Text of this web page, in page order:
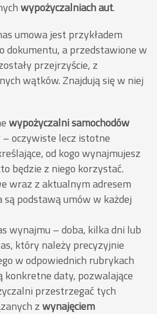
wypożyczalniach aut.
umowa jest przykładem
dokumentu, a przedstawione w
przejrzyście, z
wątków. Znajdują się w niej
wypożyczalni samochodów
– oczywiste lecz istotne
od kogo wynajmujesz
będzie z niego korzystać.
wraz z aktualnym adresem
są podstawą umów w każdej
wynajmu – doba, kilka dni lub
który należy precyzyjnie
w odpowiednich rubrykach
konkretne daty, pozwalające
przestrzegać tych
zwynajęciem